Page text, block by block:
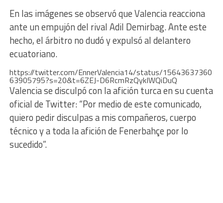
En las imágenes se observó que Valencia reacciona
ante un empujón del rival Adil Demirbag. Ante este
hecho, el árbitro no dudó y expulsó al delantero
ecuatoriano.
https://twitter.com/EnnerValencia14/status/15643637360
63905795?s=20&t=6ZEJ-D6RcmRzQykIWQiDuQ
Valencia se disculpó con la afición turca en su cuenta
oficial de Twitter: “Por medio de este comunicado,
quiero pedir disculpas a mis compañeros, cuerpo
técnico y a toda la afición de Fenerbahçe por lo
sucedido”.